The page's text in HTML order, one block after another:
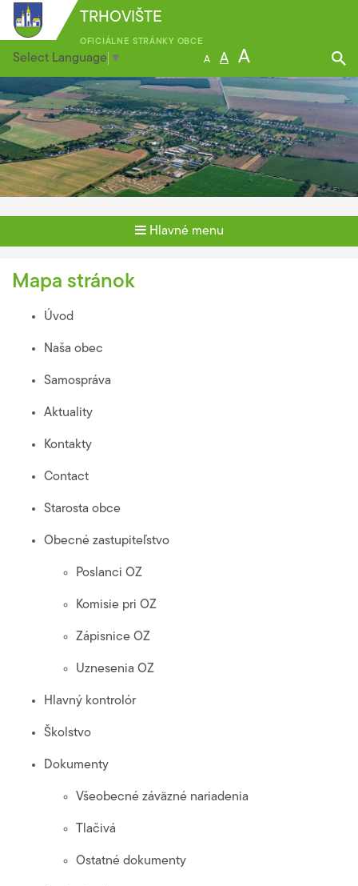
TRHOVIŠTE
OFICIÁLNE STRÁNKY OBCE
Select Language ▼ A A A
Hlavné menu
Mapa stránok
Úvod
Naša obec
Samospráva
Aktuality
Kontakty
Contact
Starosta obce
Obecné zastupiteľstvo
Poslanci OZ
Komisie pri OZ
Zápisnice OZ
Uznesenia OZ
Hlavný kontrolór
Školstvo
Dokumenty
Všeobecné záväzné nariadenia
Tlačivá
Ostatné dokumenty